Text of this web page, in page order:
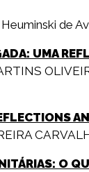
de
UMA
O